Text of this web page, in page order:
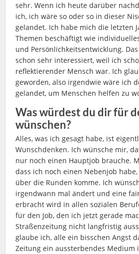
sehr. Wenn ich heute darüber
ich, ich wäre so oder so in dieser
gelandet. Ich habe mich die letzten
Themen beschäftigt wie
und Persönlichkeitsentwicklung.
schon sehr interessiert, weil ich
reflektierender Mensch war. Ich
geworden, also irgendwie wäre ich
gelandet, um Menschen helfen zu
Was würdest du dir für
wünschen?
Alles, was ich gesagt habe, ist
Wunschdenken. Ich wünsche mir,
nur noch einen Hauptjob brauche.
dass ich noch einen Nebenjob
über die Runden komme. Ich
irgendwann mal ändert und eine
erbracht wird in allen sozialen
für den Job, den ich jetzt gerade
Straßenzeitung nicht langfristig
glaube ich, alle ein bisschen Angst
Zeitung ein aussterbendes Medium